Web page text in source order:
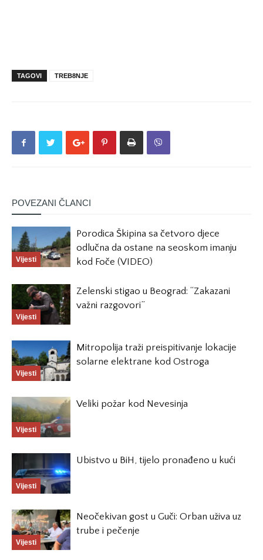
TAGOVI TREB8NJE
POVEZANI ČLANCI
Vijesti
Porodica Škipina sa četvoro djece
odlučna da ostane na seoskom imanju
kod Foče (VIDEO)
Vijesti
Zelenski stigao u Beograd: “Zakazani
važni razgovori”
Vijesti
Mitropolija traži preispitivanje lokacije
solarne elektrane kod Ostroga
Vijesti
Veliki požar kod Nevesinja
Vijesti
Ubistvo u BiH, tijelo pronađeno u kući
Vijesti
Neočekivan gost u Guči: Orban uživa uz
trube i pečenje